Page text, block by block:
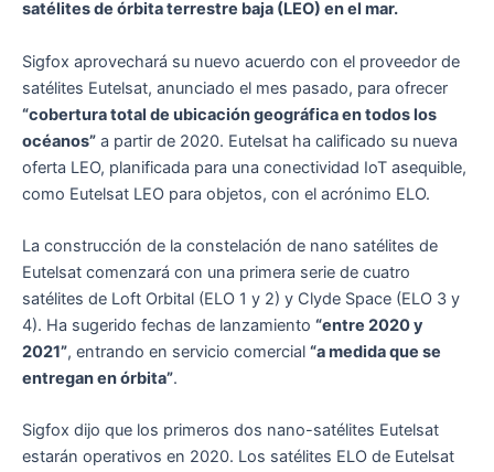
satélites de órbita terrestre baja (LEO) en el mar.
Sigfox aprovechará su nuevo acuerdo con el proveedor de
satélites Eutelsat, anunciado el mes pasado, para ofrecer
“cobertura total de ubicación geográfica en todos los
océanos” a partir de 2020. Eutelsat ha calificado su nueva
oferta LEO, planificada para una conectividad IoT asequible,
como Eutelsat LEO para objetos, con el acrónimo ELO.
La construcción de la constelación de nano satélites de
Eutelsat comenzará con una primera serie de cuatro
satélites de Loft Orbital (ELO 1 y 2) y Clyde Space (ELO 3 y
4). Ha sugerido fechas de lanzamiento “entre 2020 y
2021”, entrando en servicio comercial “a medida que se
entregan en órbita”.
Sigfox dijo que los primeros dos nano-satélites Eutelsat
estarán operativos en 2020. Los satélites ELO de Eutelsat